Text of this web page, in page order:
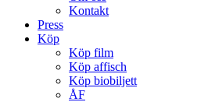
Kontakt
Press
Köp
Köp film
Köp affisch
Köp biobiljett
ÅF